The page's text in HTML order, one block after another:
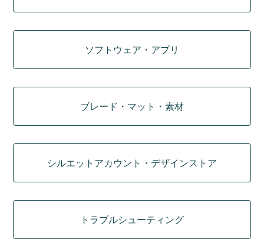
ソフトウェア・アプリ
ブレード・マット・素材
シルエットアカウント・デザインストア
トラブルシューティング